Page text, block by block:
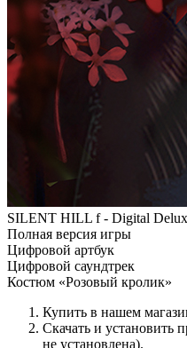
SILENT HILL f - Digital
Полная версия игры
Цифровой артбук
Цифровой саундтрек
Костюм «Розовый кролик»
Купить в нашем
Скачать и установить
не установлена).